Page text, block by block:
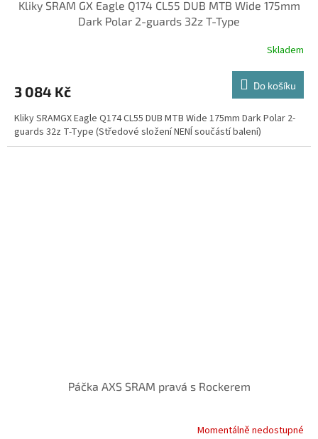
A
R
M
A
Kliky SRAM GX Eagle Q174 CL55 DUB MTB Wide 175mm
Dark Polar 2-guards 32z T-Type
Skladem
3 084 Kč Do košíku
Kliky SRAMGX Eagle Q174 CL55 DUB MTB Wide 175mm Dark Polar 2-
guards 32z T-Type (Středové složení NENÍ součástí balení)
Páčka AXS SRAM pravá s Rockerem
Momentálně nedostupné